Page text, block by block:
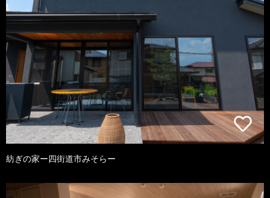
紡ぎの家ー四街道市みそらー